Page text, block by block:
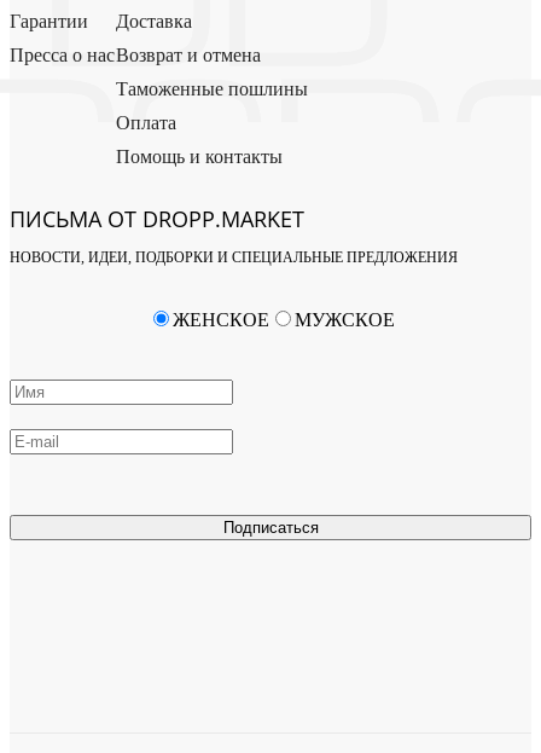
Гарантии
Пресса о нас
Доставка
Возврат и отмена
Таможенные пошлины
Оплата
Помощь и контакты
ПИСЬМА ОТ DROPP.MARKET
НОВОСТИ, ИДЕИ, ПОДБОРКИ И СПЕЦИАЛЬНЫЕ ПРЕДЛОЖЕНИЯ
Подписаться
ЖЕНСКОЕ МУЖСКОЕ